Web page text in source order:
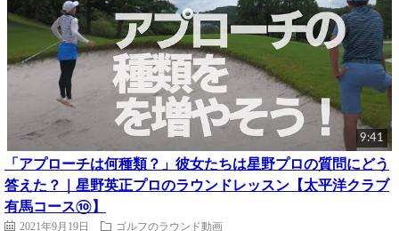
9:41
「アプローチは何種類？」彼女たちは星野プロの質問にどう
答えた？｜星野英正プロのラウンドレッスン【太平洋クラブ
有馬コース⑩】
2021年9月19日 ゴルフのラウンド動画